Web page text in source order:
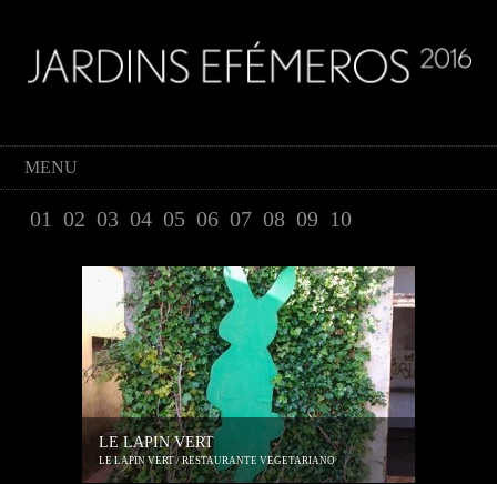
MENU
01 02 03 04 05 06 07 08 09 10
LE LAPIN VERT
LE LAPIN VERT / RESTAURANTE VEGETARIANO